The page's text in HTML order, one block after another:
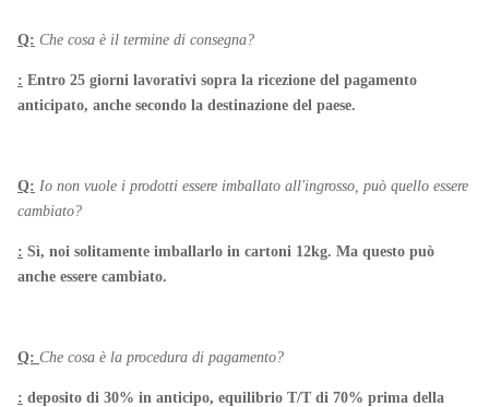
Q: Che cosa è il termine di consegna?
: Entro 25 giorni lavorativi sopra la ricezione del pagamento
anticipato, anche secondo la destinazione del paese.
Q: Io non vuole i prodotti essere imballato all'ingrosso, può quello essere
cambiato?
: Sì, noi solitamente imballarlo in cartoni 12kg. Ma questo può
anche essere cambiato.
Q: Che cosa è la procedura di pagamento?
: deposito di 30% in anticipo, equilibrio T/T di 70% prima della